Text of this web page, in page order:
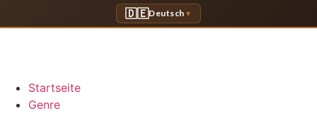
🇩🇪Deutsch ▼
Startseite
Genre